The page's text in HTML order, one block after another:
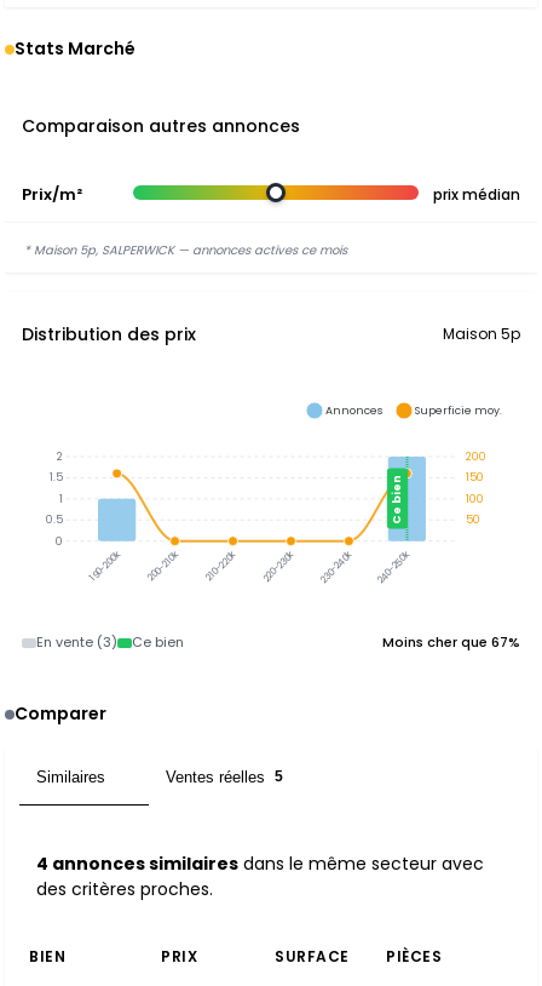
Stats Marché
Comparaison autres annonces
Prix/m² prix médian
* Maison 5p, SALPERWICK — annonces actives ce mois
Distribution des prix Maison 5p
190-200k 200-210k 210-220k 220-230k 230-240k 240-250k
Ce bien
200
150
100
50
2
1.5
1
0.5
0
Annonces Superficie moy.
En vente (3) Ce bien Moins cher que 67%
Comparer
Similaires Ventes réelles 5
4 annonces similaires dans le même secteur avec
des critères proches.
BIEN PRIX SURFACE
PIÈCES